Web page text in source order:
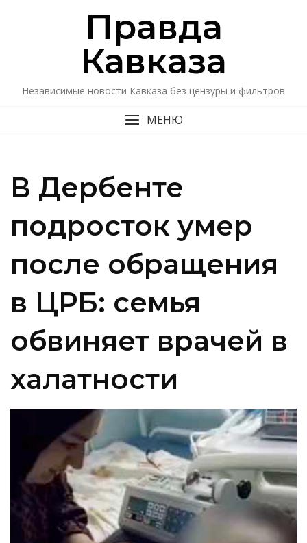
Правда
Кавказa
Независимые новости Кавказа без цензуры и фильтров
МЕНЮ
В Дербенте
подросток умер
после обращения
в ЦРБ: семья
обвиняет врачей в
халатности